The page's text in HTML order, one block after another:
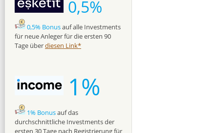
0,5%
0,5% Bonusauf alle Investments
für neue Anleger für die ersten 90
Tage überdiesen Link*
1%
1% Bonusauf das
durchschnittliche Investments der
ersten 30 Tage nach Registrierung für